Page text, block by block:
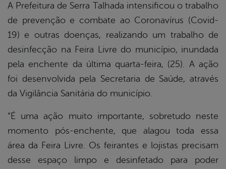
A Prefeitura de Serra Talhada intensificou o trabalho
de prevenção e combate ao Coronavírus (Covid-
19) e outras doenças, realizando um trabalho de
desinfecção na Feira Livre do município, inundada
pela enchente da última quarta-feira, (25). A ação
foi desenvolvida pela Secretaria de Saúde, através
da Vigilância Sanitária do município.
“É uma ação muito importante, sobretudo neste
momento pós-enchente, que alagou toda essa
área da Feira Livre. Os feirantes e lojistas precisam
desse espaço limpo e desinfetado para poder